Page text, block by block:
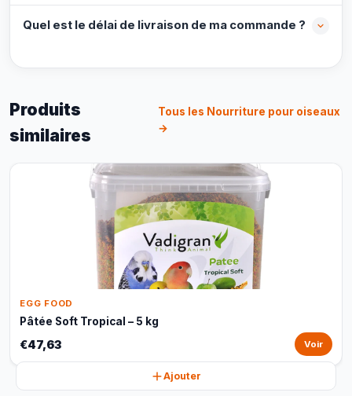
Quel est le délai de livraison de ma commande ?
Produits
similaires
Tous les Nourriture pour oiseaux
→
EGG FOOD
Pâtée Soft Tropical – 5 kg
€47,63 Voir
Ajouter